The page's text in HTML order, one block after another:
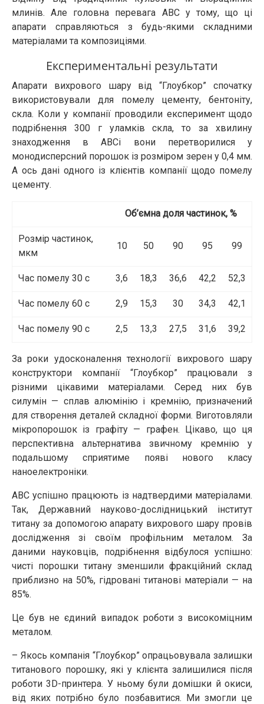
млинів. Але головна перевага АВС у тому, що ці
апарати справляються з будь-якими складними
матеріалами та композиціями.
Експериментальні результати
Апарати вихрового шару від “Глоубкор” спочатку
використовували для помелу цементу, бентоніту,
скла. Коли у компанії проводили експеримент щодо
подрібнення 300 г уламків скла, то за хвилину
знаходження в АВСі вони перетворилися у
монодисперсний порошок із розміром зерен у 0,4 мм.
А ось дані одного із клієнтів компанії щодо помелу
цементу.
Об’ємна доля частинок, %
Розмір частинок,
мкм
10 50 90 95 99
Час помелу 30 с 3,6 18,3 36,6 42,2 52,3
Час помелу 60 с 2,9 15,3 30 34,3 42,1
Час помелу 90 с 2,5 13,3 27,5 31,6 39,2
За роки удосконалення технології вихрового шару
конструктори компанії “Глоубкор” працювали з
різними цікавими матеріалами. Серед них був
силумін — сплав алюмінію і кремнію, призначений
для створення деталей складної форми. Виготовляли
мікропорошок із графіту — графен. Цікаво, що ця
перспективна альтернатива звичному кремнію у
подальшому сприятиме появі нового класу
наноелектроніки.
АВС успішно працюють із надтвердими матеріалами.
Так, Державний науково-дослідницький інститут
титану за допомогою апарату вихрового шару провів
дослідження зі своїм профільним металом. За
даними науковців, подрібнення відбулося успішно:
чисті порошки титану зменшили фракційний склад
приблизно на 50%, гідровані титанові матеріали — на
85%.
Це був не єдиний випадок роботи з високоміцним
металом.
– Якось компанія “Глоубкор” опрацьовувала залишки
титанового порошку, які у клієнта залишилися після
роботи 3D-принтера. У ньому були домішки й окиси,
від яких потрібно було позбавитися. Ми змогли це